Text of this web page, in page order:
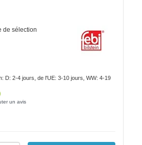
de sélection
D: 2-4 jours, de l'UE: 3-10 jours, WW: 4-19
un avis